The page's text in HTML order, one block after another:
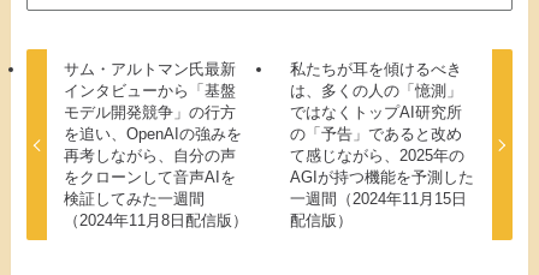
サム・アルトマン氏最新
インタビューから「基盤
モデル開発競争」の行方
を追い、OpenAIの強みを
再考しながら、自分の声
をクローンして音声AIを
検証してみた一週間
（2024年11月8日配信版）
私たちが耳を傾けるべき
は、多くの人の「憶測」
ではなくトップAI研究所
の「予告」であると改め
て感じながら、2025年の
AGIが持つ機能を予測した
一週間（2024年11月15日
配信版）